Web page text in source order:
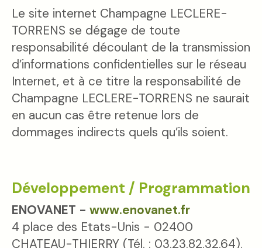
Le site internet Champagne LECLERE-
TORRENS se dégage de toute
responsabilité découlant de la transmission
d’informations confidentielles sur le réseau
Internet, et à ce titre la responsabilité de
Champagne LECLERE-TORRENS ne saurait
en aucun cas être retenue lors de
dommages indirects quels qu’ils soient.
Développement / Programmation
ENOVANET - www.enovanet.fr
4 place des Etats-Unis - 02400
CHATEAU-THIERRY (Tél. : 03.23.82.32.64).